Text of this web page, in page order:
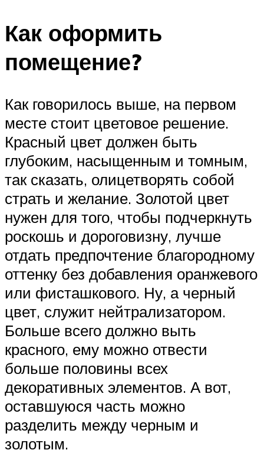
Как оформить
помещение?
Как говорилось выше, на первом
месте стоит цветовое решение.
Красный цвет должен быть
глубоким, насыщенным и томным,
так сказать, олицетворять собой
страть и желание. Золотой цвет
нужен для того, чтобы подчеркнуть
роскошь и дороговизну, лучше
отдать предпочтение благородному
оттенку без добавления оранжевого
или фисташкового. Ну, а черный
цвет, служит нейтрализатором.
Больше всего должно выть
красного, ему можно отвести
больше половины всех
декоративных элементов. А вот,
оставшуюся часть можно
разделить между черным и
золотым.